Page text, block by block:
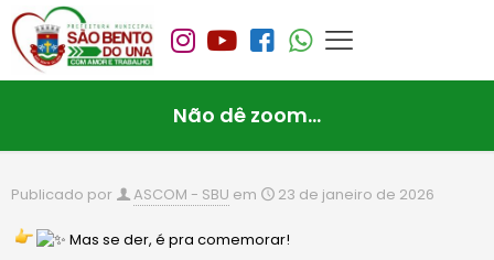
Não dê zoom…
Publicado por ASCOM - SBU em 23 de janeiro de 2026
Mas se der, é pra comemorar!